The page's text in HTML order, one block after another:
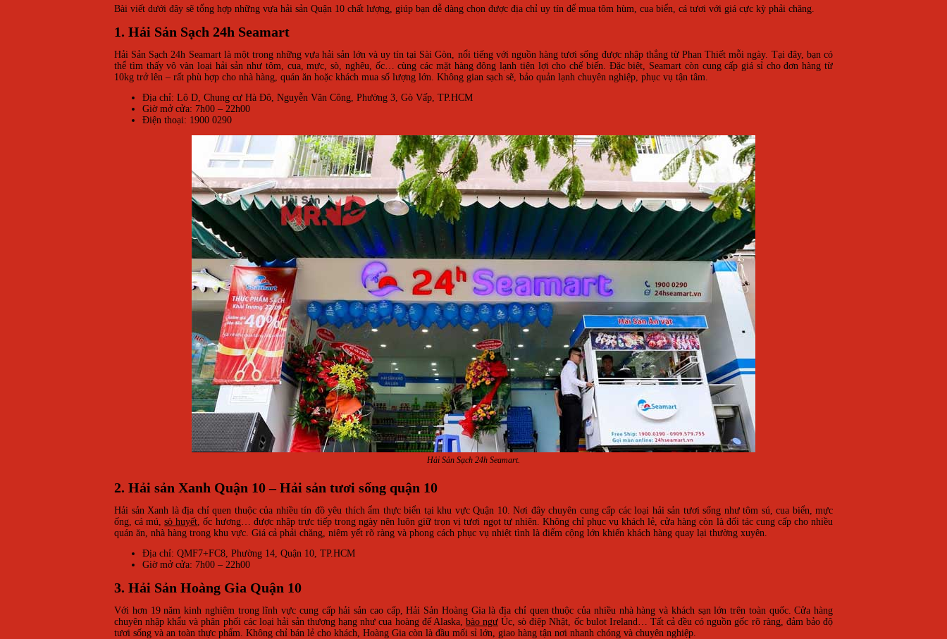
Bài viết dưới đây sẽ tổng hợp những vựa hải sản Quận 10 chất lượng, giúp bạn dễ dàng chọn được địa chỉ uy tín để mua tôm hùm, cua biển, cá tươi với giá cực kỳ phải chăng.
1. Hải Sản Sạch 24h Seamart
Hải Sản Sạch 24h Seamart là một trong những vựa hải sản lớn và uy tín tại Sài Gòn, nổi tiếng với nguồn hàng tươi sống được nhập thẳng từ Phan Thiết mỗi ngày. Tại đây, bạn có
thể tìm thấy vô vàn loại hải sản như tôm, cua, mực, sò, nghêu, ốc… cùng các mặt hàng đông lạnh tiện lợi cho chế biến. Đặc biệt, Seamart còn cung cấp giá sỉ cho đơn hàng từ
10kg trở lên – rất phù hợp cho nhà hàng, quán ăn hoặc khách mua số lượng lớn. Không gian sạch sẽ, bảo quản lạnh chuyên nghiệp, phục vụ tận tâm.
Địa chỉ: Lô D, Chung cư Hà Đô, Nguyễn Văn Công, Phường 3, Gò Vấp, TP.HCM
Giờ mở cửa: 7h00 – 22h00
Điện thoại: 1900 0290
Hải Sản Sạch 24h Seamart.
2. Hải sản Xanh Quận 10 – Hải sản tươi sống quận 10
Hải sản Xanh là địa chỉ quen thuộc của nhiều tín đồ yêu thích ẩm thực biển tại khu vực Quận 10. Nơi đây chuyên cung cấp các loại hải sản tươi sống như tôm sú, cua biển, mực
ống, cá mú,sò huyết , ốc hương… được nhập trực tiếp trong ngày nên luôn giữ trọn vị tươi ngọt tự nhiên. Không chỉ phục vụ khách lẻ, cửa hàng còn là đối tác cung cấp cho nhiều
quán ăn, nhà hàng trong khu vực. Giá cả phải chăng, niêm yết rõ ràng và phong cách phục vụ nhiệt tình là điểm cộng lớn khiến khách hàng quay lại thường xuyên.
Địa chỉ: QMF7+FC8, Phường 14, Quận 10, TP.HCM
Giờ mở cửa: 7h00 – 22h00
3. Hải Sản Hoàng Gia Quận 10
Với hơn 19 năm kinh nghiệm trong lĩnh vực cung cấp hải sản cao cấp, Hải Sản Hoàng Gia là địa chỉ quen thuộc của nhiều nhà hàng và khách sạn lớn trên toàn quốc. Cửa hàng
chuyên nhập khẩu và phân phối các loại hải sản thượng hạng như cua hoàng đế Alaska, bào ngư Úc, sò điệp Nhật, ốc bulot Ireland… Tất cả đều có nguồn gốc rõ ràng, đảm bảo độ
tươi sống và an toàn thực phẩm. Không chỉ bán lẻ cho khách, Hoàng Gia còn là đầu mối sỉ lớn, giao hàng tận nơi nhanh chóng và chuyên nghiệp.